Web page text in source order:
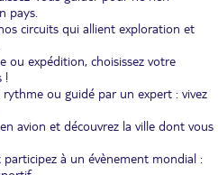
pays.
circuits qui allient exploration et
ou expédition, choisissez votre
!
ou guidé par un expert : vivez
avion et découvrez la ville dont vous
participez à un évènement mondial :